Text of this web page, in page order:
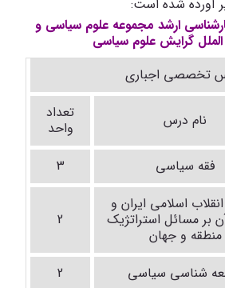
آورده شده است:
ارشد مجموعه علوم سیاسی و
گرایش علوم سیاسی
تخصصی اجباری
نام درس
تعداد
واحد
فقه سیاسی 3
اسلامی ایران و
بر مسائل استراتژیک
منطقه و جهان
2
شناسی سیاسی
2